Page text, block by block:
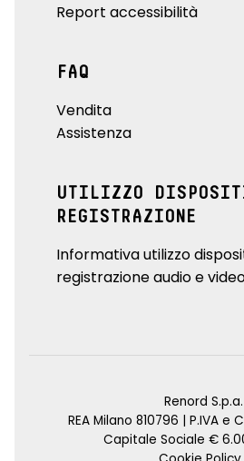
Report accessibilità
FAQ
Vendita
Assistenza
UTILIZZO
REGISTRAZIONE
Informativa utilizzo
registrazione audio e
Renord S.p.a.
REA Milano 810796 | P.IVA e
Capitale Sociale €